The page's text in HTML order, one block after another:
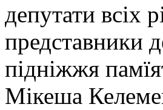
депутати всіх
представники
підніжжя
Мікеша